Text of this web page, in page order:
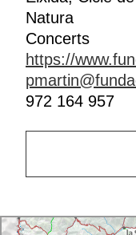
Natura
Concerts
https://
972 164 957